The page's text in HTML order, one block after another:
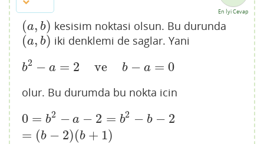
En İyi Cevap
(a, b)
(a,b ) kesisim noktasi olsun. Bu durunda
(a, b)
(a,b ) iki denklemi de saglar. Yani
b2 − a = 2 ve b − a = 0
b2−a ve a=0
olur. Bu durumda bu nokta icin
0 = b2 − a − 2 = b2 − b − 2
= (b − 2)(b + 1)
0= b2−a − 2=b 2− b− 2= (b −2